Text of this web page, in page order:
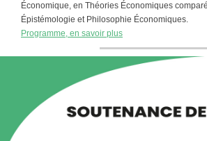
Économique, en Théories Économiques
Épistémologie et Philosophie Économiques.
Programme, en savoir plus